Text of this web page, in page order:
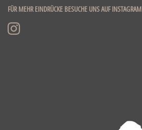
FÜR MEHR EINDRÜCKE BESUCHE UNS AUF INSTAGRAM